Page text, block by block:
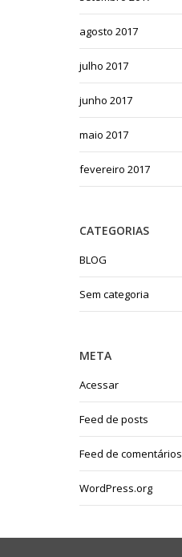
agosto 2017
julho 2017
junho 2017
maio 2017
fevereiro 2017
CATEGORIAS
BLOG
Sem categoria
META
Acessar
Feed de posts
Feed de comentários
WordPress.org